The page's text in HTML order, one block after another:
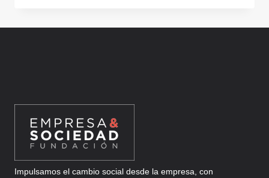
OPTIMIZA
EXPERIENCIA
Impulsamos el cambio social desde la empresa, con